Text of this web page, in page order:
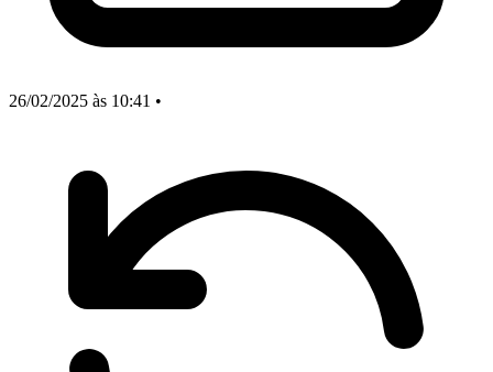
26/02/2025 às 10:41 •